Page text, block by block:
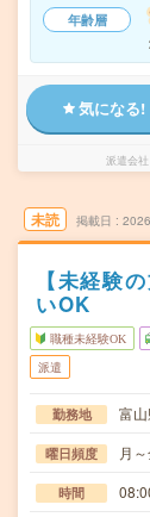
年齢層
気になる!
派遣会社
未読 掲載日
【未経験
いOK
職種未経験OK
派遣
勤務地 富
曜日頻度 月
時間